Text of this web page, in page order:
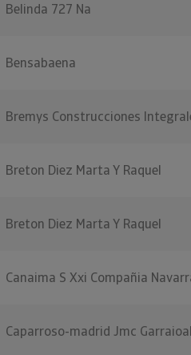
Belinda 727 Na
Bensabaena
Bremys Construcciones
Breton Diez Marta Y Raquel
Breton Diez Marta Y Raquel
Canaima S Xxi Compañia
Caparroso-madrid Jmc